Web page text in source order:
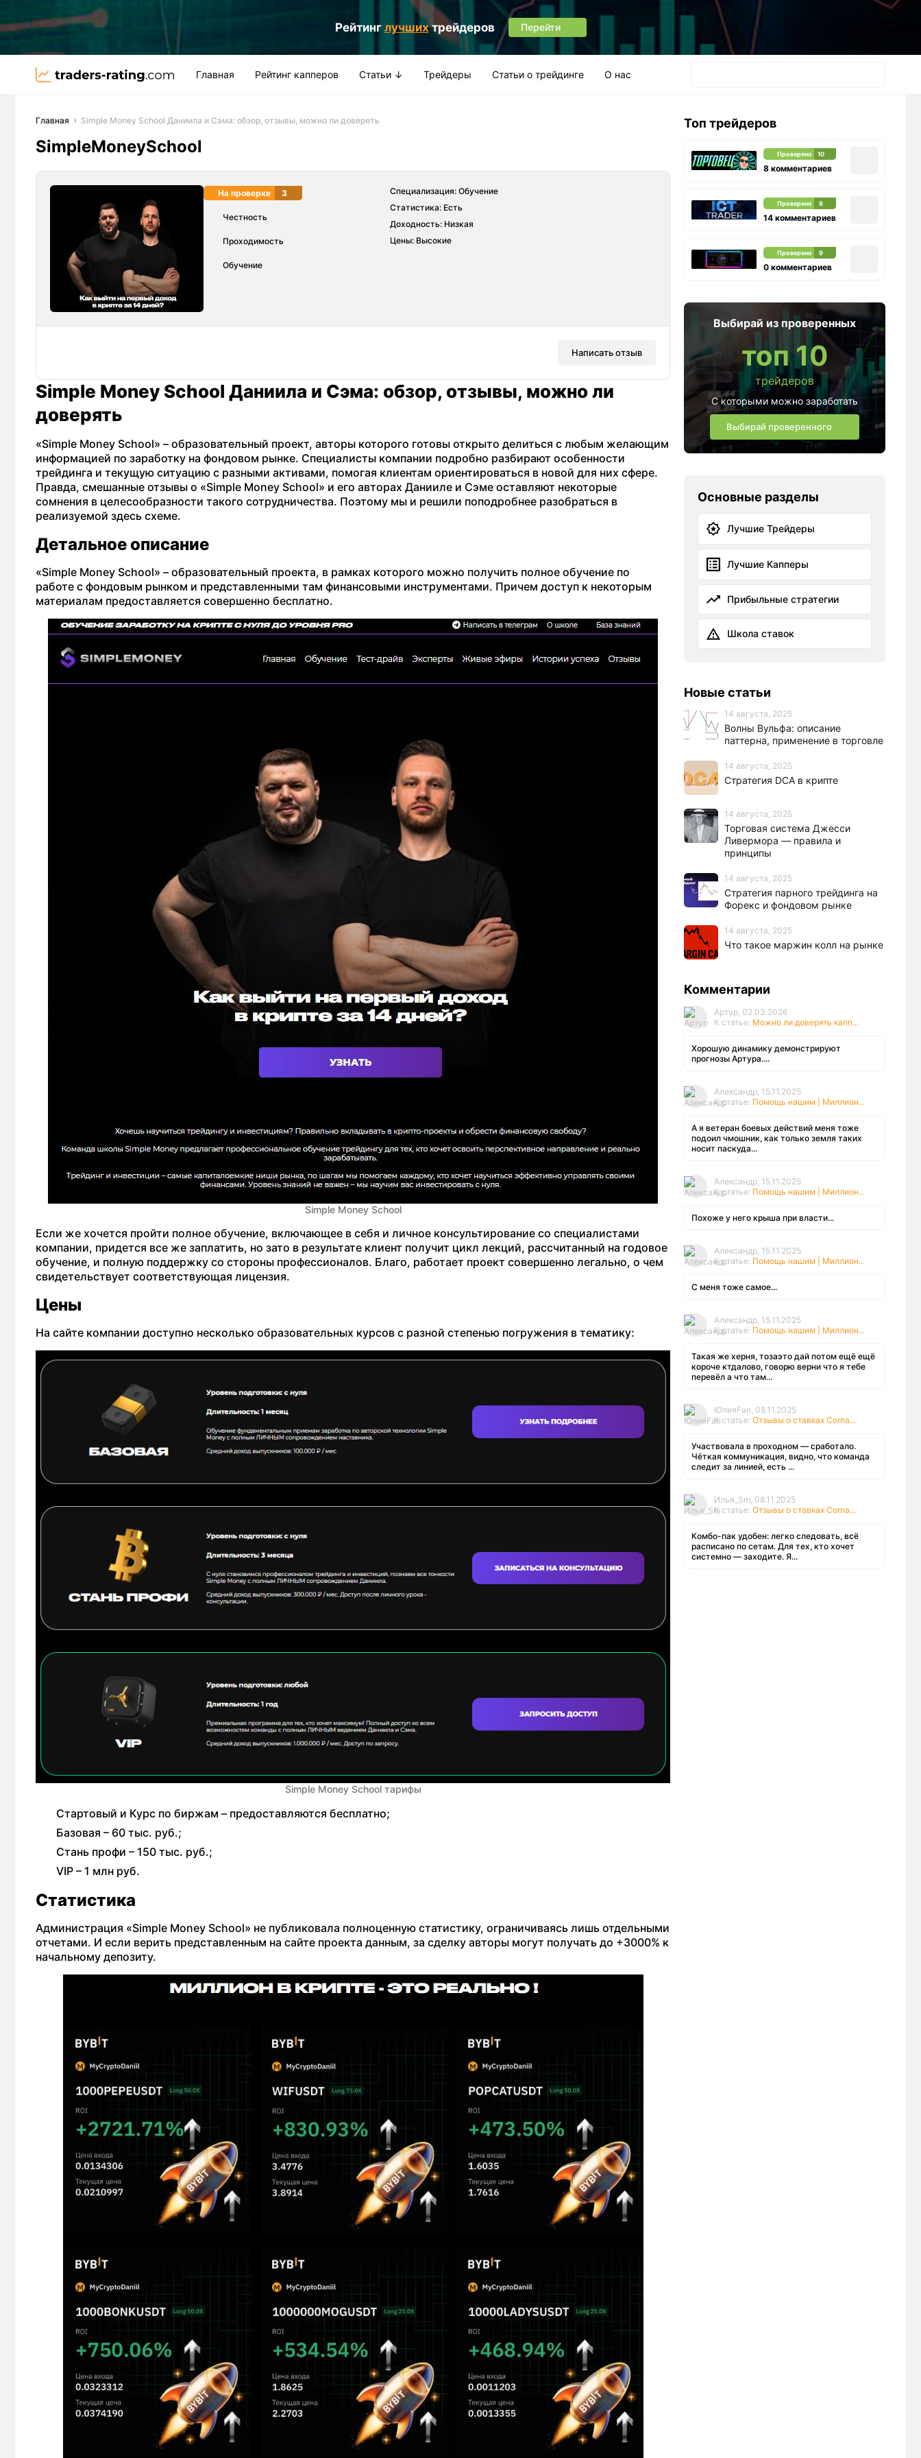
Рейтинг лучшихтрейдеров Перейти
Главная Рейтинг капперов Статьи ↓ Трейдеры Статьи о трейдинге О нас
Главная Simple Money School Даниила и Сэма: обзор, отзывы, можно ли доверять
SimpleMoneySchool
На проверке 3
Честность
Проходимость
Обучение
Специализация: Обучение
Статистика: Есть
Доходность: Низкая
Цены: Высокие
Написать отзыв
Simple Money School Даниила и Сэма: обзор, отзывы, можно ли
доверять
«Simple Money School» – образовательный проект, авторы которого готовы открыто делиться с любым желающим
информацией по заработку на фондовом рынке. Специалисты компании подробно разбирают особенности
трейдинга и текущую ситуацию с разными активами, помогая клиентам ориентироваться в новой для них сфере.
Правда, смешанные отзывы о «Simple Money School» и его авторах Данииле и Сэме оставляют некоторые
сомнения в целесообразности такого сотрудничества. Поэтому мы и решили поподробнее разобраться в
реализуемой здесь схеме.
Детальное описание
«Simple Money School» – образовательный проекта, в рамках которого можно получить полное обучение по
работе с фондовым рынком и представленными там финансовыми инструментами. Причем доступ к некоторым
материалам предоставляется совершенно бесплатно.
Simple Money School
Если же хочется пройти полное обучение, включающее в себя и личное консультирование со специалистами
компании, придется все же заплатить, но зато в результате клиент получит цикл лекций, рассчитанный на годовое
обучение, и полную поддержку со стороны профессионалов. Благо, работает проект совершенно легально, о чем
свидетельствует соответствующая лицензия.
Цены
На сайте компании доступно несколько образовательных курсов с разной степенью погружения в тематику:
Simple Money School тарифы
Стартовый и Курс по биржам – предоставляются бесплатно;
Базовая – 60 тыс. руб.;
Стань профи – 150 тыс. руб.;
VIP – 1 млн руб.
Статистика
Администрация «Simple Money School» не публиковала полноценную статистику, ограничиваясь лишь отдельными
отчетами. И если верить представленным на сайте проекта данным, за сделку авторы могут получать до +3000% к
начальному депозиту.
Топ трейдеров
Проверено 10
8 комментариев
Проверено 8
14 комментариев
Проверено 9
0 комментариев
Выбирай из проверенных
топ 10
трейдеров
С которыми можно заработать
Выбирай проверенного
Основные разделы
Лучшие Трейдеры
Лучшие Капперы
Прибыльные стратегии
Школа ставок
Новые статьи
14 августа, 2025
Волны Вульфа: описание
паттерна, применение в торговле
14 августа, 2025
Стратегия DCA в крипте
14 августа, 2025
Торговая система Джесси
Ливермора — правила и
принципы
14 августа, 2025
Стратегия парного трейдинга на
Форекс и фондовом рынке
14 августа, 2025
Что такое маржин колл на рынке
Комментарии
Артур, 02.03.2026
К статье: Можно ли доверять капп...
Хорошую динамику демонстрируют
прогнозы Артура....
Александр, 15.11.2025
К статье: Помощь нашим | Миллион...
А я ветеран боевых действий меня тоже
подоил чмошник, как только земля таких
носит паскуда...
Александр, 15.11.2025
К статье: Помощь нашим | Миллион...
Похоже у него крыша при власти...
Александр, 15.11.2025
К статье: Помощь нашим | Миллион...
С меня тоже самое...
Александр, 15.11.2025
К статье: Помощь нашим | Миллион...
Такая же херня, тозаэто дай потом ещё ещё
короче ктдалово, говорю верни что я тебе
перевёл а что там...
ЮлияFan, 08.11.2025
К статье: Отзывы о ставках Corna...
Участвовала в проходном — сработало.
Чёткая коммуникация, видно, что команда
следит за линией, есть ...
Илья_Sm, 08.11.2025
К статье: Отзывы о ставках Corna...
Комбо-пак удобен: легко следовать, всё
расписано по сетам. Для тех, кто хочет
системно — заходите. Я...